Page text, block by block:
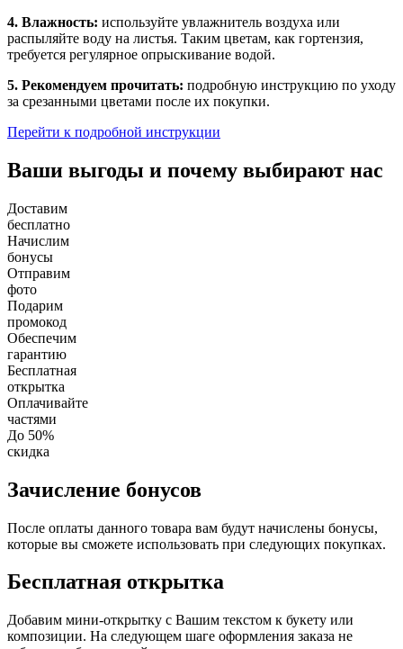
4. Влажность: используйте увлажнитель воздуха или
распыляйте воду на листья. Таким цветам, как гортензия,
требуется регулярное опрыскивание водой.
5. Рекомендуем прочитать: подробную инструкцию по уходу
за срезанными цветами после их покупки.
Перейти к подробной инструкции
Ваши выгоды и почему выбирают нас
Доставим
бесплатно
Начислим
бонусы
Отправим
фото
Подарим
промокод
Обеспечим
гарантию
Бесплатная
открытка
Оплачивайте
частями
До 50%
скидка
Зачисление бонусов
После оплаты данного товара вам будут начислены бонусы,
которые вы сможете использовать при следующих покупках.
Бесплатная открытка
Добавим мини-открытку с Вашим текстом к букету или
композиции. На следующем шаге оформления заказа не